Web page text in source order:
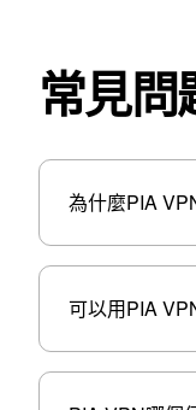
常見問
為什麼PIA
可以用PIA